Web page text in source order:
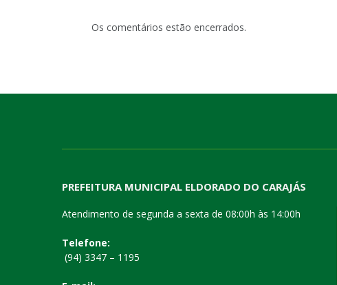
Os comentários estão encerrados.
PREFEITURA MUNICIPAL ELDORADO DO CARAJÁS
Atendimento de segunda a sexta de 08:00h às 14:00h
Telefone:
(94) 3347 – 1195